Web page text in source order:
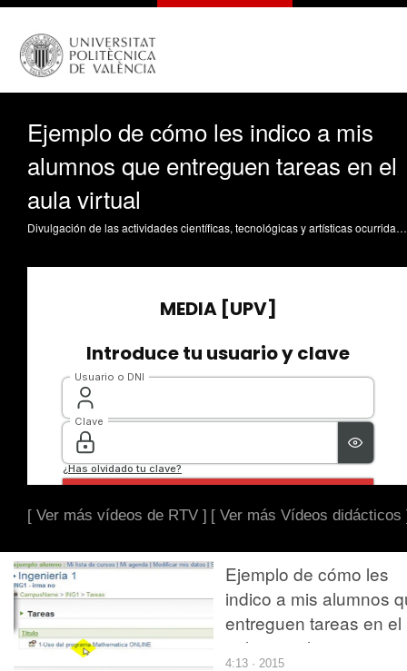
Ejemplo de cómo les indico a mis
alumnos que entreguen tareas en el
aula virtual
Divulgación de las actividades científicas, tecnológicas y artísticas ocurridas en los tres campus de la UPV
[ Ver más vídeos de RTV ] [ Ver más Vídeos didácticos
Ejemplo de cómo les
indico a mis alumnos
entreguen tareas en el
aula virtual
4:13 · 2015